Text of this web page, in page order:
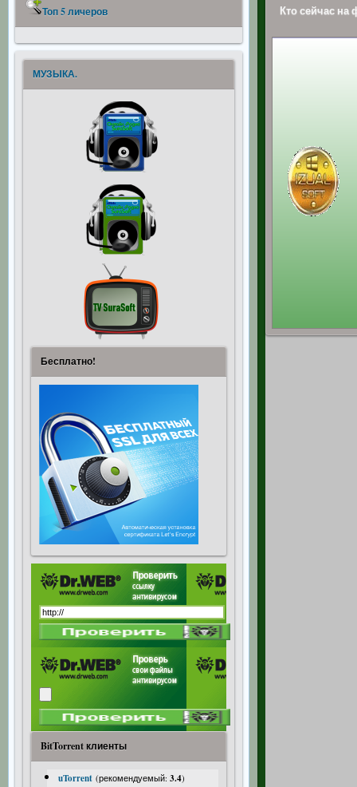
Топ 5 личеров
МУЗЫКА.
Бесплатно!
BitTorrent клиенты
uTorrent (рекомендуемый: 3.4)
Кто сейчас на